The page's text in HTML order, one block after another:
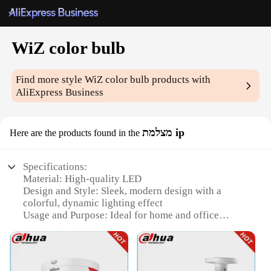
WiZ color bulb
Find more styleWiZ color bulb products with
AliExpress Business
Here are the products found in the מצלמת ip
Specifications:
Material: High-quality LED
Design and Style: Sleek, modern design with a
colorful, dynamic lighting effect
Usage and Purpose: Ideal for home and office
Performance and Property: Energy-efficient, long-
Shape or Size or Weight or Quantity: Standard bulb